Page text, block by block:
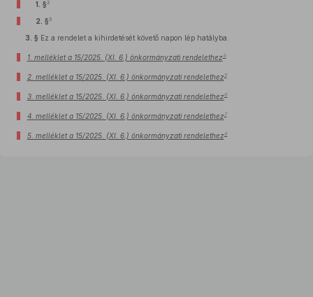
1. §2
2. §3
3. § Ez a rendelet a kihirdetését követő napon lép hatályba.
1. melléklet a 15/2025. (XI. 6.) önkormányzati rendelethez4
2. melléklet a 15/2025. (XI. 6.) önkormányzati rendelethez5
3. melléklet a 15/2025. (XI. 6.) önkormányzati rendelethez6
4. melléklet a 15/2025. (XI. 6.) önkormányzati rendelethez7
5. melléklet a 15/2025. (XI. 6.) önkormányzati rendelethez8